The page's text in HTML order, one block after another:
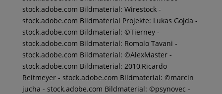
stock.adobe.com Bildmaterial: Wirestock -
stock.adobe.com Bildmaterial Projekte: Lukas Gojda -
stock.adobe.com Bildmaterial: ©Tierney -
stock.adobe.com Bildmaterial: Romolo Tavani -
stock.adobe.com Bildmaterial: ©AlexMaster -
stock.adobe.com Bildmaterial: 2010,Ricardo
Reitmeyer - stock.adobe.com Bildmaterial: ©marcin
jucha - stock.adobe.com Bildmaterial: ©psynovec -